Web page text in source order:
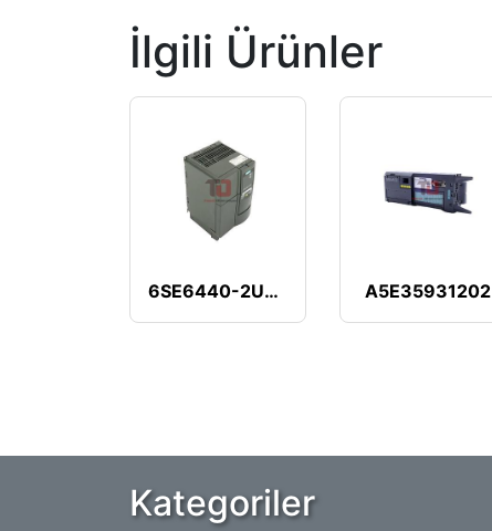
İlgili Ürünler
6SE6440-2UD27-5CA1 A5E35931202
Kategoriler